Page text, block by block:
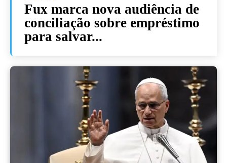
Fux marca nova audiência de
conciliação sobre empréstimo
para salvar...